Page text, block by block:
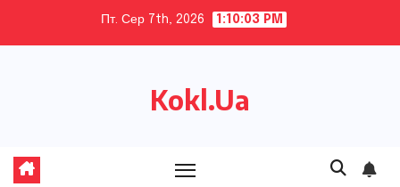
Пт. Сер 7th, 2026 1:10:04 PM
Kokl.Ua